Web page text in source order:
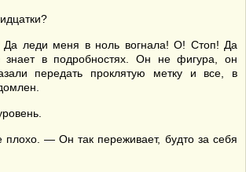
Да леди меня в ноль вогнала! О! Стоп! Да
знает в подробностях. Он не фигура, он
передать проклятую метку и все, в
— Он так переживает, будто за себя